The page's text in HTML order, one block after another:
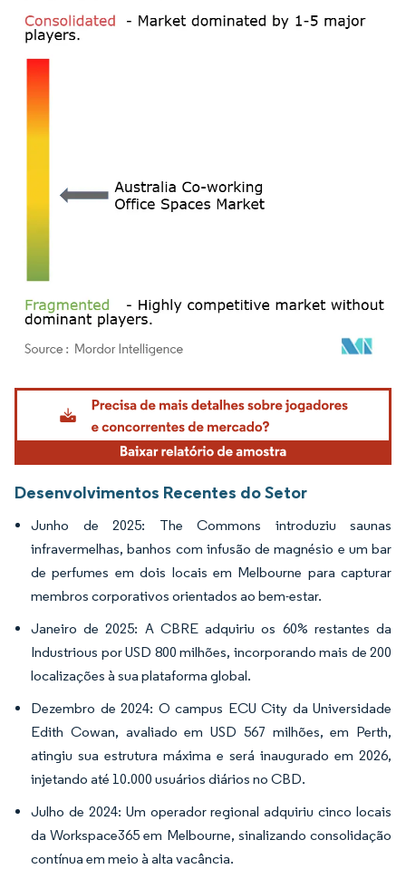
Imagem © Mordor Intelligence. O reuso requer atribuição conforme CC BY 4.0.
Desenvolvimentos Recentes do Setor
Junho de 2025: The Commons introduziu saunas
infravermelhas, banhos com infusão de magnésio e um bar
de perfumes em dois locais em Melbourne para capturar
membros corporativos orientados ao bem-estar.
Janeiro de 2025: A CBRE adquiriu os 60% restantes da
Industrious por USD 800 milhões, incorporando mais de 200
localizações à sua plataforma global.
Dezembro de 2024: O campus ECU City da Universidade
Edith Cowan, avaliado em USD 567 milhões, em Perth,
atingiu sua estrutura máxima e será inaugurado em 2026,
injetando até 10.000 usuários diários no CBD.
Julho de 2024: Um operador regional adquiriu cinco locais
da Workspace365 em Melbourne, sinalizando consolidação
contínua em meio à alta vacância.